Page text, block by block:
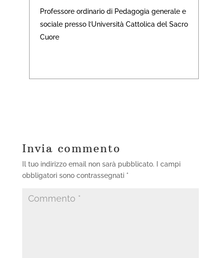
Professore ordinario di Pedagogia generale e
sociale presso l’Università Cattolica del Sacro
Cuore
Invia commento
Il tuo indirizzo email non sarà pubblicato.
I campi
obbligatori sono contrassegnati *